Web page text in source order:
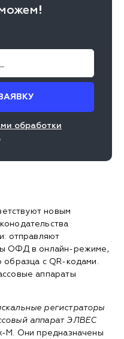
обработки
новым
отправляют
ОФД в онлайн-режиме,
образца с QR-кодами.
аппараты
регистраторы
аппарат ЭЛВЕС
М. Они предназначены